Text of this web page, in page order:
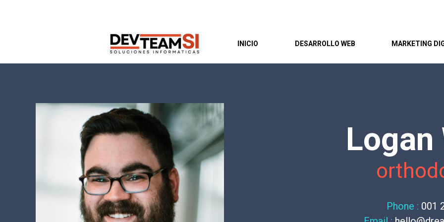
INICIO DESARROLLO WEB MARKETING
Logan
Phone : 001